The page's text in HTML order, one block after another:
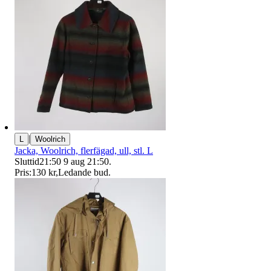
L | Woolrich
Jacka, Woolrich, flerfägad, ull, stl. L
Sluttid21:50 9 aug 21:50.
Pris:130 kr,Ledande bud.